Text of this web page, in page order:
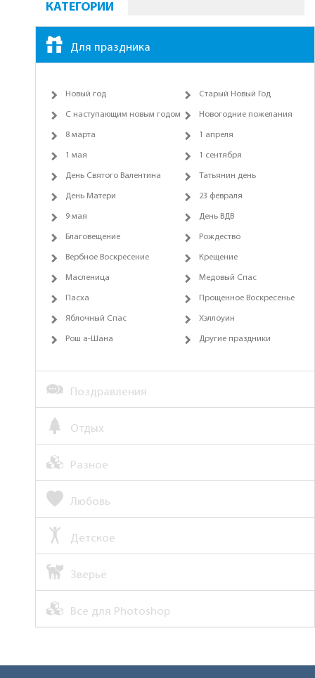
КАТЕГОРИИ
Для праздника
Новый год Старый Новый Год
С наступающим новым годом Новогодние пожелания
8 марта 1 апреля
1 мая 1 сентября
День Святого Валентина Татьянин день
День Матери 23 февраля
9 мая День ВДВ
Благовещение Рождество
Вербное Воскресение Крещение
Масленица Медовый Спас
Пасха Прощенное Воскресенье
Яблочный Спас Хэллоуин
Рош а-Шана Другие праздники
Поздравления
Отдых
Разное
Любовь
Детское
Зверьё
Все для Photoshop